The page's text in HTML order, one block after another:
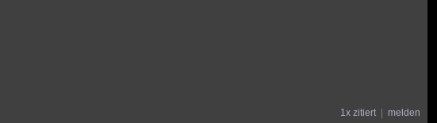
1x zitiert melden